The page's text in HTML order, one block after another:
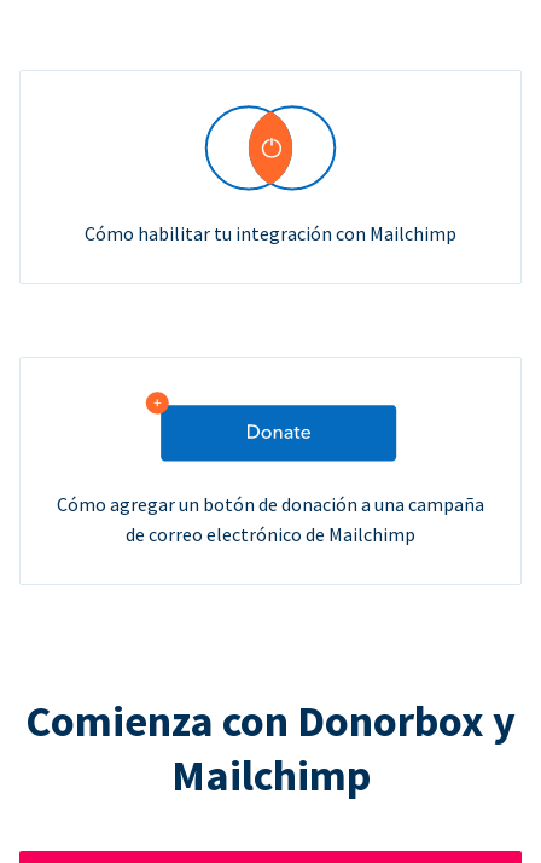
Cómo habilitar tu integración con Mailchimp
Cómo agregar un botón de donación a una campaña
de correo electrónico de Mailchimp
Comienza con Donorbox y
Mailchimp